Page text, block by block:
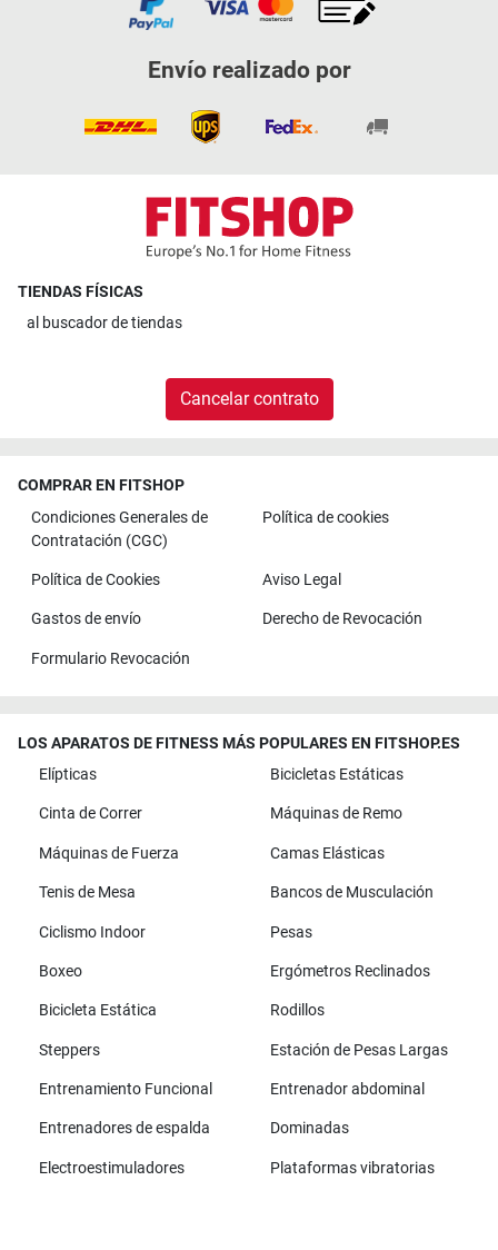
Envío realizado por
TIENDAS FÍSICAS
al buscador de tiendas
Cancelar contrato
COMPRAR EN FITSHOP
Condiciones Generales de
Contratación (CGC)
Política de cookies
Política de Cookies Aviso Legal
Gastos de envío Derecho de Revocación
Formulario Revocación
LOS APARATOS DE FITNESS MÁS POPULARES EN FITSHOP.ES
Elípticas
Bicicletas Estáticas
Cinta de Correr Máquinas de Remo
Máquinas de Fuerza Camas Elásticas
Tenis de Mesa Bancos de Musculación
Ciclismo Indoor Pesas
Boxeo Ergómetros Reclinados
Bicicleta Estática Rodillos
Steppers Estación de Pesas Largas
Entrenamiento Funcional Entrenador abdominal
Entrenadores de espalda Dominadas
Electroestimuladores Plataformas vibratorias